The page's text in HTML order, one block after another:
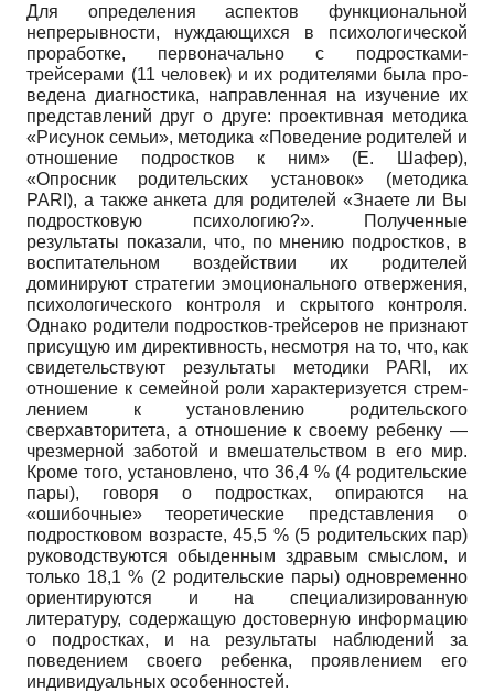
Для определения аспектов функцио­нальной
непрерывности, нуждающихся в психологической
проработке, первона­чально с подростками-
трейсерами (11 человек) и их родителями была про­
ведена диагностика, направленная на изучение их
представлений друг о друге: проективная методика
«Рисунок семьи», методика «Поведение родителей и
отно­шение подростков к ним» (Е. Шафер),
«Опросник родительских установок» (методика
PARI), а также анкета для ро­дителей «Знаете ли Вы
подростковую психологию?». Полученные
результаты показали, что, по мнению подростков, в
воспитательном воздействии их родите­лей
доминируют стратегии эмоциональ­ного отвержения,
психологического кон­троля и скрытого контроля.
Однако ро­дители подростков-трейсеров не призна­ют
присущую им директивность, несмо­тря на то, что, как
свидетельствуют ре­зультаты методики PARI, их
отношение к семейной роли характеризуется стрем­
лением к установлению родительского
сверхавторитета, а отношение к своему ребенку —
чрезмерной заботой и вмеша­тельством в его мир.
Кроме того, уста­новлено, что 36,4 % (4 родительские
па­ры), говоря о подростках, опираются на
«ошибочные» теоретические представ­ления о
подростковом возрасте, 45,5 % (5 родительских пар)
руководствуются обыденным здравым смыслом, и
только 18,1 % (2 родительские пары) одновре­менно
ориентируются и на специализи­рованную
литературу, содержащую до­стоверную информацию
о подростках, и на результаты наблюдений за
поведе­нием своего ребенка, проявлением его
индивидуальных особенностей.